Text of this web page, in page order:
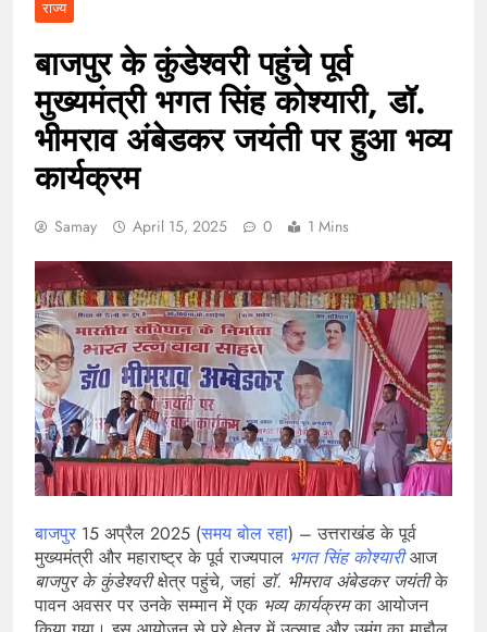
राज्य
बाजपुर के कुंडेश्वरी पहुंचे पूर्व
मुख्यमंत्री भगत सिंह कोश्यारी, डॉ.
भीमराव अंबेडकर जयंती पर हुआ भव्य
कार्यक्रम
Samay April 15, 2025 0 1 Mins
बाजपुर 15 अप्रैल 2025 (समय बोल रहा) – उत्तराखंड के पूर्व
मुख्यमंत्री और महाराष्ट्र के पूर्व राज्यपाल भगत सिंह कोश्यारी आज
बाजपुर के कुंडेश्वरीक्षेत्र पहुंचे, जहां डॉ. भीमराव अंबेडकर जयंतीके
पावन अवसर पर उनके सम्मान में एक भव्य कार्यक्रमका आयोजन